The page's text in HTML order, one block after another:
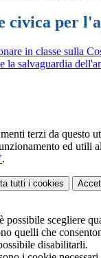
civica per
in classe sulla
la salvaguardia
terzi da questo
ed utili
.
tutti i cookies
possibile scegliere
quelli che
disabilitarli.